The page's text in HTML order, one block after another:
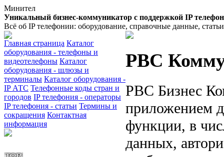
Минител
Уникальный бизнес-коммуникатор с поддержкой IP
Всё об IP телефонии: оборудование, справочные данные,
Главная страница Каталог
оборудования - телефоны и
видеотелефоны Каталог
оборудования - шлюзы и
терминалы Каталог оборудования -
IP АТС Телефонные коды стран и
городов IP телефония - операторы
IP телефония - статьи Термины и
сокращения Контактная
информация
РВС
РВС Бизнес
приложением
функции, в
данных,